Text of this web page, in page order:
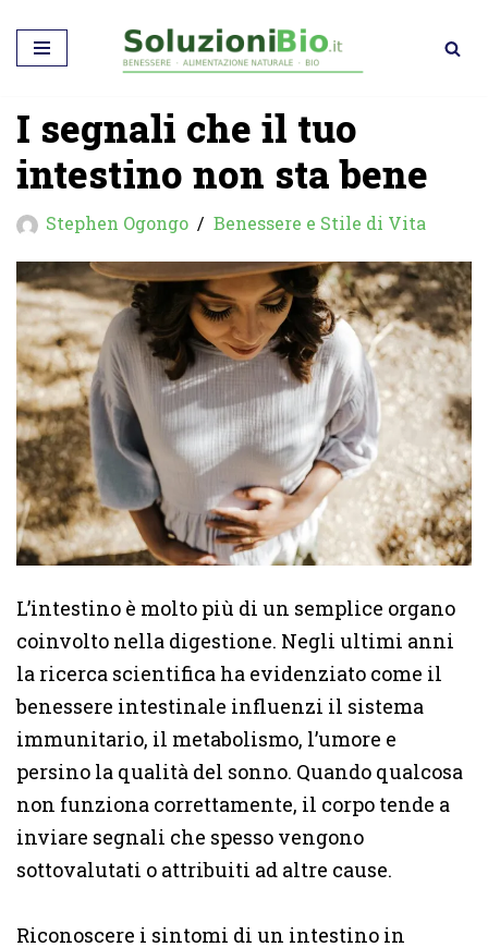
Vai
contenuto
I segnali che il tuo
intestino non sta bene
Stephen Ogongo Benessere e Stile di Vita
L’intestino è molto più di un semplice organo
coinvolto nella digestione. Negli ultimi anni
la ricerca scientifica ha evidenziato come il
benessere intestinale influenzi il sistema
immunitario, il metabolismo, l’umore e
persino la qualità del sonno. Quando qualcosa
non funziona correttamente, il corpo tende a
inviare segnali che spesso vengono
sottovalutati o attribuiti ad altre cause.
Riconoscere i sintomi di un intestino in